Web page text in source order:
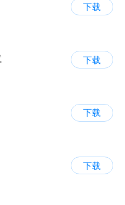
下载
下载
下载
下载